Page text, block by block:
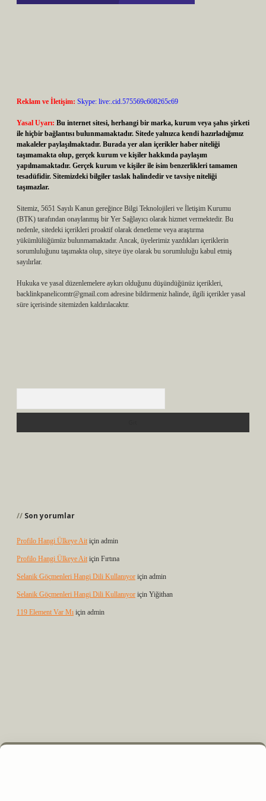
Reklam ve İletişim: Skype: live:.cid.575569c608265c69
Yasal Uyarı: Bu internet sitesi, herhangi bir marka, kurum veya şahıs şirketi
ile hiçbir bağlantısı bulunmamaktadır. Sitede yalnızca kendi hazırladığımız
makaleler paylaşılmaktadır. Burada yer alan içerikler haber niteliği
taşımamakta olup, gerçek kurum ve kişiler hakkında paylaşım
yapılmamaktadır. Gerçek kurum ve kişiler ile isim benzerlikleri tamamen
tesadüfidir. Sitemizdeki bilgiler taslak halindedir ve tavsiye niteliği
taşımazlar.
Sitemiz, 5651 Sayılı Kanun gereğince Bilgi Teknolojileri ve İletişim Kurumu
(BTK) tarafından onaylanmış bir Yer Sağlayıcı olarak hizmet vermektedir. Bu
nedenle, sitedeki içerikleri proaktif olarak denetleme veya araştırma
yükümlülüğümüz bulunmamaktadır. Ancak, üyelerimiz yazdıkları içeriklerin
sorumluluğunu taşımakta olup, siteye üye olarak bu sorumluluğu kabul etmiş
sayılırlar.
Hukuka ve yasal düzenlemelere aykırı olduğunu düşündüğünüz içerikleri,
backlinkpanelicomtr@gmail.com adresine bildirmeniz halinde, ilgili içerikler yasal
süre içerisinde sitemizden kaldırılacaktır.
Son yorumlar
Profilo Hangi Ülkeye Ait için admin
Profilo Hangi Ülkeye Ait için Fırtına
Selanik Göçmenleri Hangi Dili Kullanıyor için admin
Selanik Göçmenleri Hangi Dili Kullanıyor için Yiğithan
119 Element Var Mı için admin
m elexbet